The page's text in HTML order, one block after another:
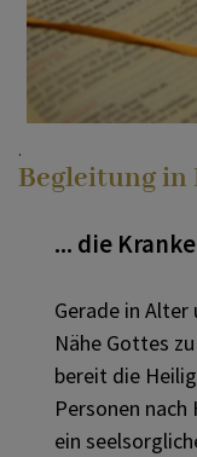
...
Alter
...
... ein
... mich
.
Begleitung
... die
Gerade in
Nähe Gottes
bereit die
Personen nach
ein